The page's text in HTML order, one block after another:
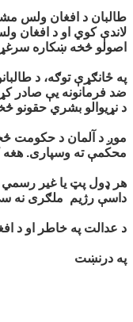
طالبان د افغان ولس
لاندې کوي او د افغان
اصولو څخه ښکاره
په ځانګړې توګه، د
ضد فرمانونه یې صادر
د نړیوالو بشري حقونو
موږ د آلمان د حکومت
محکمې ته وسپاری. هغه
هر ډول پټ یا غیر رسمي
داسې رژیم ملګری نه
د عدالت په خاطر او د
په درنښت